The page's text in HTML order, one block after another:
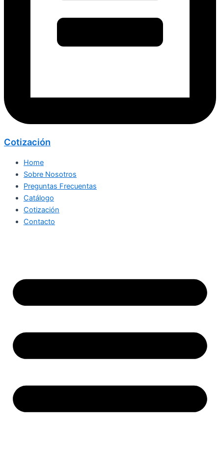
Cotización
Home
Sobre Nosotros
Preguntas Frecuentas
Catálogo
Cotización
Contacto